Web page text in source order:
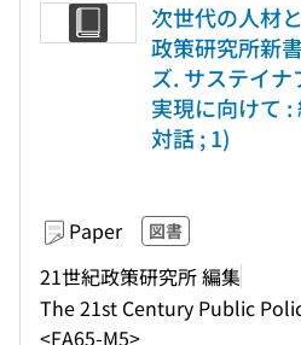
次世代の人材
政策研究所新
ズ. サステイ
実現に向けて
対話 ; 1)
Paper 図書
21世紀政策研究所 編集
The 21st Century Public
<FA65-M5>